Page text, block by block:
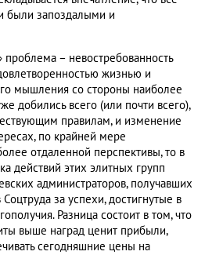
были запоздалыми и
проблема – невостребованность
жизнью и
мышления со стороны наиболее
добились всего (или почти всего),
правилам, и изменение
по крайней мере
отдаленной перспективы, то в
действий этих элитных групп
администраторов, получавших
за успехи, достигнутые в
Разница состоит в том, что
выше наград ценит прибыли,
сегодняшние цены на